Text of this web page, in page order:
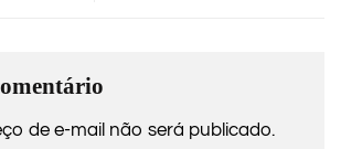
de e-mail não será publicado.